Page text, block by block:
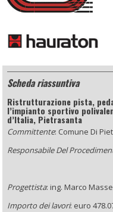
Scheda riassuntiva
Ristrutturazione pista,
l’impianto sportivo
d’Italia, Pietrasanta
Committente: Comune Di
Responsabile Del
Progettista: ing. Marco
Importo dei lavori: euro